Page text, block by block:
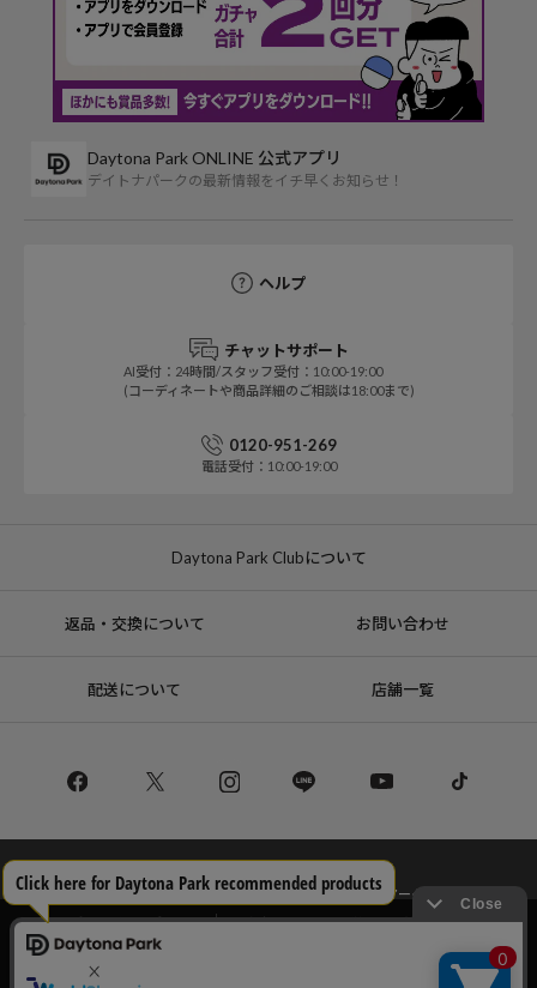
Daytona Park ONLINE 公式アプリ
デイトナパークの最新情報をイチ早くお知らせ！
ヘルプ
チャットサポート
AI受付：24時間/スタッフ受付：10:00-19:00
(コーディネートや商品詳細のご相談は18:00まで)
0120-951-269
電話受付：10:00-19:00
Daytona Park Clubについて
返品・交換について お問い合わせ
配送について 店舗一覧
コーポレートサイト リクルート
サステナブルマークについて
プライバシーポリシー
特定商取引法・古物営業法に基づく表記
当サイトでは利用体験の向上およびコンテンツの最適な提供、トラフィック
の分析を目的としてCookieを使用しています。